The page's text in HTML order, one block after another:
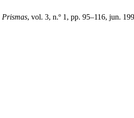
Prismas, vol. 3, n.º 1, pp. 95–116, jun.